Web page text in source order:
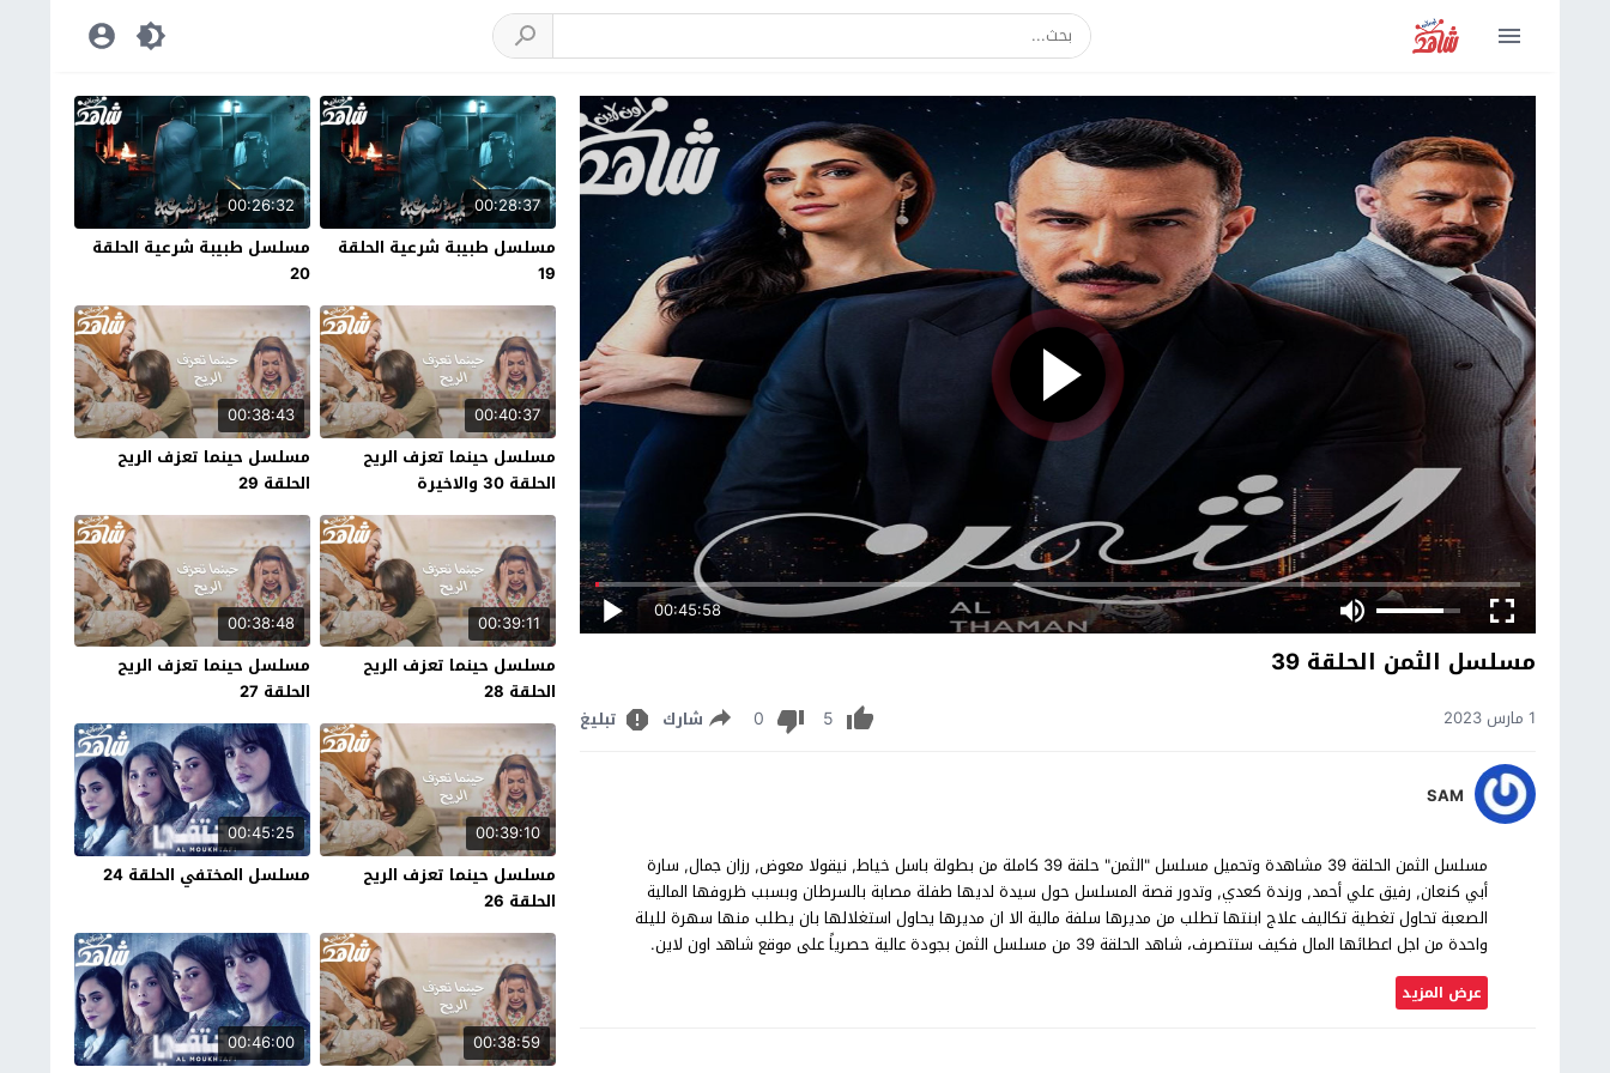
00:45:58
مسلسل الثمن الحلقة 39
1 مارس 2023 5
0 شارك تبليغ
SAM
مسلسل الثمن الحلقة 39 مشاهدة وتحميل مسلسل "الثمن" حلقة 39 كاملة من بطولة باسل خياط, نيقولا معوض, رزان جمال, سارة
أبي كنعان, رفيق علي أحمد, ورندة كعدي, وتدور قصة المسلسل حول سيدة لديها طفلة مصابة بالسرطان وبسبب ظروفها المالية
الصعبة تحاول تغطية تكاليف علاج ابنتها تطلب من مديرها سلفة مالية الا ان مديرها يحاول استغلالها بان يطلب منها سهرة لليلة
واحدة من اجل اعطائها المال فكيف ستتصرف، شاهد الحلقة 39 من مسلسل الثمن بجودة عالية حصرياً على موقع شاهد اون لاين.
عرض المزيد
00:28:37
مسلسل طبيبة شرعية الحلقة
19
00:26:32
مسلسل طبيبة شرعية الحلقة
20
00:40:37
مسلسل حينما تعزف الريح
الحلقة 30 والاخيرة
00:38:43
مسلسل حينما تعزف الريح
الحلقة 29
00:39:11
مسلسل حينما تعزف الريح
الحلقة 28
00:38:48
مسلسل حينما تعزف الريح
الحلقة 27
00:39:10
مسلسل حينما تعزف الريح
الحلقة 26
00:45:25
مسلسل المختفي الحلقة 24
00:38:59
00:46:00